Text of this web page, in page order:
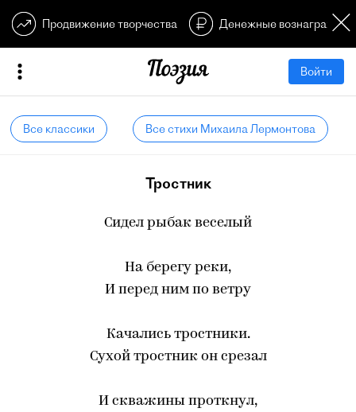
Продвижение творчества Денежные
Войти
Все классики Все стихи Михаила Лермонтова
Тростник
Сидел рыбак веселый
На берегу реки,
И перед ним по ветру
Качались тростники.
Сухой тростник он срезал
И скважины проткнул,